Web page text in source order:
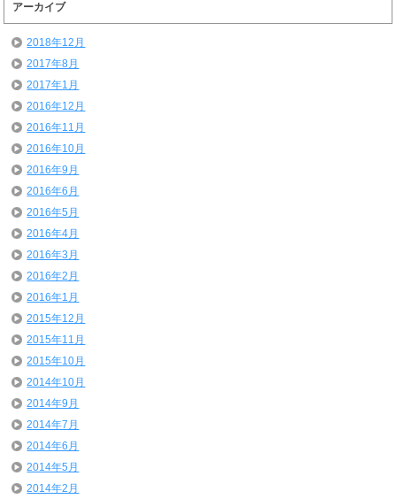
アーカイブ
2018年12月
2017年8月
2017年1月
2016年12月
2016年11月
2016年10月
2016年9月
2016年6月
2016年5月
2016年4月
2016年3月
2016年2月
2016年1月
2015年12月
2015年11月
2015年10月
2014年10月
2014年9月
2014年7月
2014年6月
2014年5月
2014年2月